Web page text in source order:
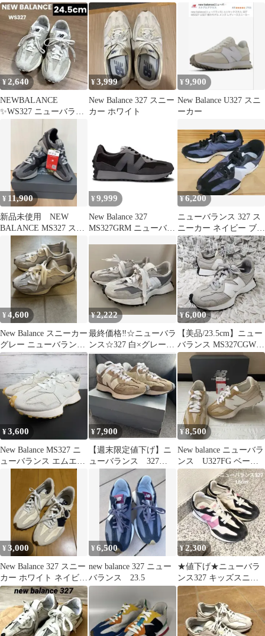
25cm
イト スニーカー
¥2,640
NEWBALANCE
✨WS327 ニューバラン
¥3,999
New Balance 327 スニー
カー ホワイト
¥9,900
New Balance U327 スニ
ーカー
¥ 11,900
新品未使用 NEW
BALANCE MS327 スニ
ーカー
¥ 9,999
New Balance 327
MS327GRM ニューバラ
¥6,200
ニューバランス 327 ス
ニーカー ネイビー ブラ
ック 24.5
¥4,600
New Balance スニーカー
グレー ニューバラン
ス 327
¥2,222
最終価格‼️☆ニューバラ
ンス☆327 白×グレー×
黒 23.5
¥6,000
【美品/23.5cm】ニュー
バランス MS327CGW
スニーカー グレー
¥3,600
New Balance MS327 ニ
ューバランス エムエス
327 ホワイト 白 23.5
cm レディース スニー
カー MS327KC1 L12167
¥7,900
【週末限定値下げ】ニ
ューバランス 327
MS327LK1 24.0cm
¥8,500
New balance ニューバラ
ンス U327FG ベージ
ュ23.5cm
¥3,000
New Balance 327 スニー
カー ホワイト ネイビー
23cm
¥6,500
new balance 327 ニュー
バランス 23.5
¥2,300
★値下げ★ニューバラ
ンス327 キッズスニー
カー18cm